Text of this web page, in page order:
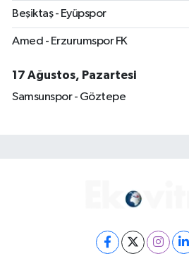
Beşiktaş - Eyüpspor
Amed - Erzurumspor FK
17 Ağustos, Pazartesi
Samsunspor - Göztepe